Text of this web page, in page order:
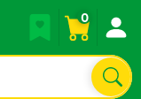
0